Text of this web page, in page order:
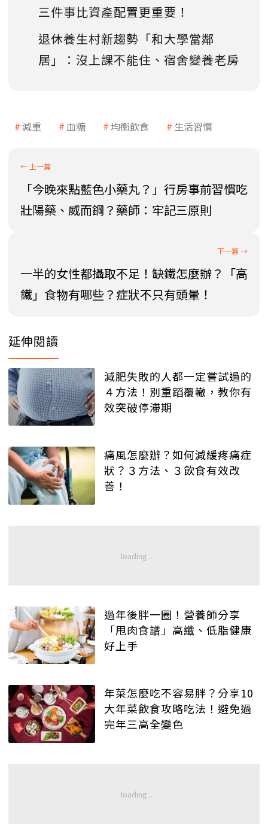
三件事比資產配置更重要！
退休養生村新趨勢「和大學當鄰
居」：沒上課不能住、宿舍變養老房
減重 血糖 均衡飲食 生活習慣
「今晚來點藍色小藥丸？」行房事前習慣吃
壯陽藥、威而鋼？藥師：牢記三原則
一半的女性都攝取不足！缺鐵怎麼辦？「高
鐵」食物有哪些？症狀不只有頭暈！
延伸閱讀
減肥失敗的人都一定嘗試過的
４方法！別重蹈覆轍，教你有
效突破停滯期
痛風怎麼辦？如何減緩疼痛症
狀？３方法、３飲食有效改
善！
過年後胖一圈！營養師分享
「甩肉食譜」高纖、低脂健康
好上手
年菜怎麼吃不容易胖？分享10
大年菜飲食攻略吃法！避免過
完年三高全變色